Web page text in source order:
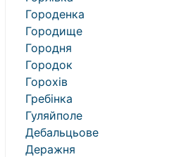
Городенка
Городище
Городня
Городок
Горохів
Гребінка
Гуляйполе
Дебальцьове
Деражня